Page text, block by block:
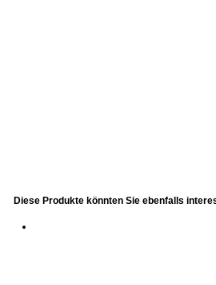
Diese Produkte könnten Sie ebenfalls